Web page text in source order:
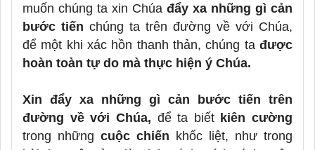
muốn chúng ta xin Chúa đẩy xa những gì cản
bước tiến chúng ta trên đường về với Chúa,
để một khi xác hồn thanh thản, chúng ta được
hoàn toàn tự do mà thực hiện ý Chúa.
Xin đẩy xa những gì cản bước tiến trên
đường về với Chúa, để ta biết kiên cường
trong những cuộc chiến khốc liệt, như trong